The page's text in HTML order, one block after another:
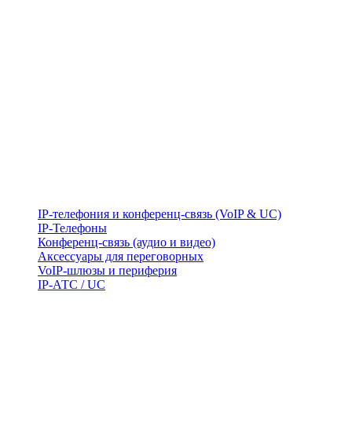
IP-телефония и конференц-связь (VoIP & UC)
IP-Телефоны
Конференц-связь (аудио и видео)
Аксессуары для переговорных
VoIP-шлюзы и периферия
IP-АТС / UC